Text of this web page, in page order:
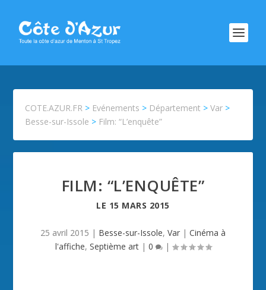
COTE.AZUR.FR > Evénements > Département >Var >
Besse-sur-Issole > Film: “L’enquête”
FILM: “L’ENQUÊTE”
LE 15 MARS 2015
25 avril 2015 | Besse-sur-Issole, Var | Cinéma à
l'affiche, Septième art| 0 |